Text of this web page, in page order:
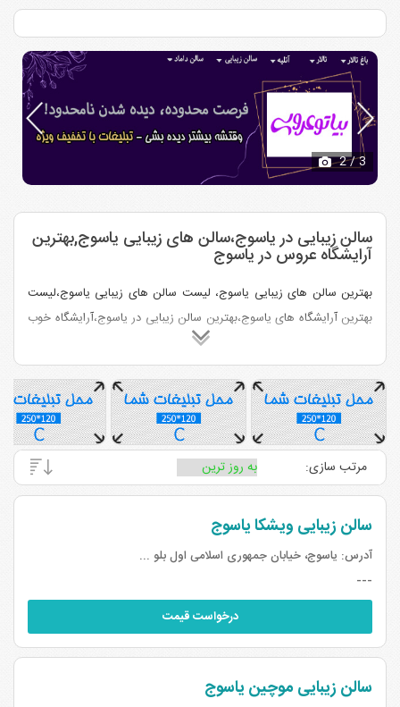
3/ 3
سالن زیبایی در یاسوج،سالن های زیبایی یاسوج,بهترین
آرایشگاه عروس در یاسوج
بهترین سالن های زیبایی یاسوج، لیست سالن های زیبایی یاسوج،لیست
بهترین آرایشگاه های یاسوج،بهترین سالن زیبایی در یاسوج،آرایشگاه خوب
در یاسوج،بهترین آرایشگاه عروس در یاسوج،لیست آرایشگاه های زنانه
یاسوج، سالن زیبایی معروف در یاسوج،میکاپ آرتیست در یاسوج
مرتب سازی:
سالن زیبایی ویشکا یاسوج
آدرس: یاسوج، خیابان جمهوری اسلامی اول بلو ...
---
درخواست قیمت
سالن زیبایی موچین یاسوج